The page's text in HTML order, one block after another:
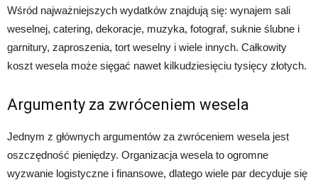
Wśród najważniejszych wydatków znajdują się: wynajem sali
weselnej, catering, dekoracje, muzyka, fotograf, suknie ślubne i
garnitury, zaproszenia, tort weselny i wiele innych. Całkowity
koszt wesela może sięgać nawet kilkudziesięciu tysięcy złotych.
Argumenty za zwróceniem wesela
Jednym z głównych argumentów za zwróceniem wesela jest
oszczędność pieniędzy. Organizacja wesela to ogromne
wyzwanie logistyczne i finansowe, dlatego wiele par decyduje się